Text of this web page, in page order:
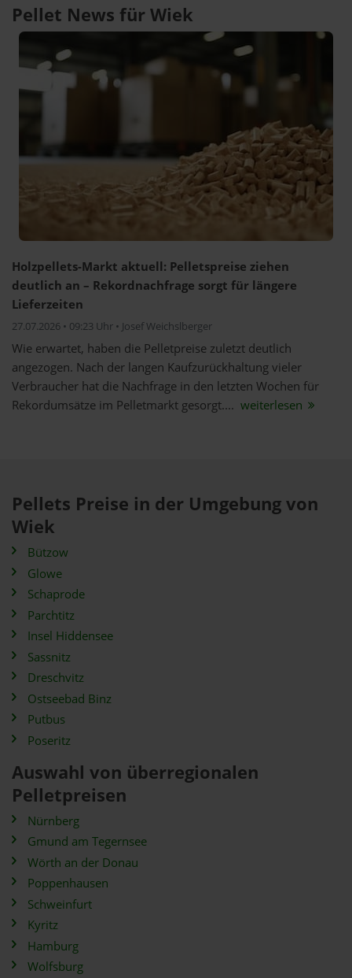
Pellet News für Wiek
Holzpellets-Markt aktuell: Pelletspreise ziehen
deutlich an – Rekordnachfrage sorgt für längere
Lieferzeiten
27.07.2026 • 09:23 Uhr • Josef Weichslberger
Wie erwartet, haben die Pelletpreise zuletzt deutlich
angezogen. Nach der langen Kaufzurückhaltung vieler
Verbraucher hat die Nachfrage in den letzten Wochen für
Rekordumsätze im Pelletmarkt gesorgt.... weiterlesen
Pellets Preise in der Umgebung von
Wiek
Bützow
Glowe
Schaprode
Parchtitz
Insel Hiddensee
Sassnitz
Dreschvitz
Ostseebad Binz
Putbus
Poseritz
Auswahl von überregionalen
Pelletpreisen
Nürnberg
Gmund am Tegernsee
Wörth an der Donau
Poppenhausen
Schweinfurt
Kyritz
Hamburg
Wolfsburg